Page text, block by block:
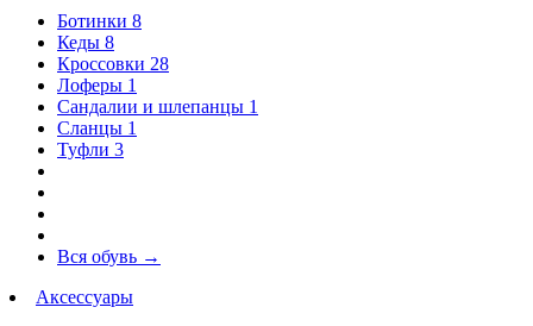
Ботинки 8
Кеды 8
Кроссовки 28
Лоферы 1
Сандалии и шлепанцы 1
Сланцы 1
Туфли 3
Вся обувь →
Аксессуары